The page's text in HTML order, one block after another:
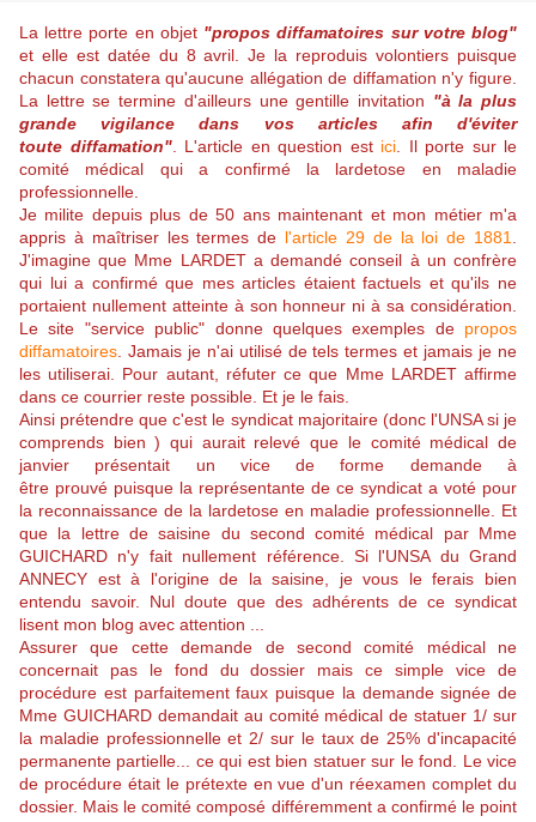
La lettre porte en objet "propos diffamatoires sur votre blog"
et elle est datée du 8 avril. Je la reproduis volontiers puisque
chacun constatera qu'aucune allégation de diffamation n'y figure.
La lettre se termine d'ailleurs une gentille invitation "à la plus
grande vigilance dans vos articles afin d'éviter
toute diffamation". L'article en question est ici . Il porte sur le
comité médical qui a confirmé la lardetose en maladie
professionnelle.
Je milite depuis plus de 50 ans maintenant et mon métier m'a
appris à maîtriser les termes de l'article 29 de la loi de 1881
J'imagine que Mme LARDET a demandé conseil à un confrère
qui lui a confirmé que mes articles étaient factuels et qu'ils ne
portaient nullement atteinte à son honneur ni à sa considération.
Le site "service public" donne quelques exemples de propos
diffamatoires . Jamais je n'ai utilisé de tels termes et jamais je ne
les utiliserai. Pour autant, réfuter ce que Mme LARDET affirme
dans ce courrier reste possible. Et je le fais.
Ainsi prétendre que c'est le syndicat majoritaire (donc l'UNSA si je
comprends bien ) qui aurait relevé que le comité médical de
janvier présentait un vice de forme demande à
être prouvé puisque la représentante de ce syndicat a voté pour
la reconnaissance de la lardetose en maladie professionnelle. Et
que la lettre de saisine du second comité médical par Mme
GUICHARD n'y fait nullement référence. Si l'UNSA du Grand
ANNECY est à l'origine de la saisine, je vous le ferais bien
entendu savoir. Nul doute que des adhérents de ce syndicat
lisent mon blog avec attention ...
Assurer que cette demande de second comité médical ne
concernait pas le fond du dossier mais ce simple vice de
procédure est parfaitement faux puisque la demande signée de
Mme GUICHARD demandait au comité médical de statuer 1/ sur
la maladie professionnelle et 2/ sur le taux de 25% d'incapacité
permanente partielle... ce qui est bien statuer sur le fond. Le vice
de procédure était le prétexte en vue d'un réexamen complet du
dossier. Mais le comité composé différemment a confirmé le point